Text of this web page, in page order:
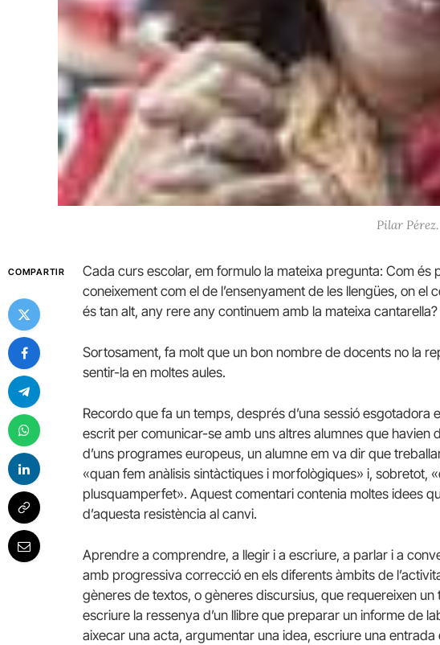
Pilar
COMPARTIR
Cada curs escolar, em formulo la mateixa pregunta: Com és
coneixement com el de l’ensenyament de les llengües, on el
és tan alt, any rere any continuem amb la mateixa cantarella?
Sortosament, fa molt que un bon nombre de docents no la
sentir-la en moltes aules.
Recordo que fa un temps, després d’una sessió esgotadora
escrit per comunicar-se amb uns altres alumnes que havien
d’uns programes europeus, un alumne em va dir que
«quan fem anàlisis sintàctiques i morfològiques» i, sobretot,
plusquamperfet». Aquest comentari contenia moltes idees
d’aquesta resistència al canvi.
Aprendre a comprendre, a llegir i a escriure, a parlar i a
amb progressiva correcció en els diferents àmbits de
gèneres de textos, o gèneres discursius, que requereixen
escriure la ressenya d’un llibre que preparar un informe de
aixecar una acta, argumentar una idea, escriure una